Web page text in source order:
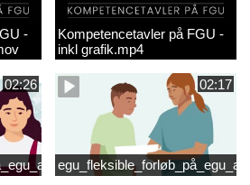
-
Kompetencetavler på FGU -
inkl grafik.mp4
02:26 02:17